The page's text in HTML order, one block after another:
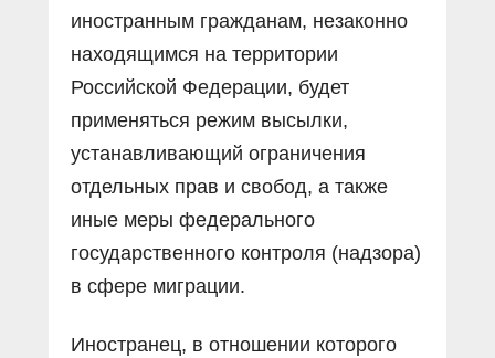
иностранным гражданам, незаконно
находящимся на территории
Российской Федерации, будет
применяться режим высылки,
устанавливающий ограничения
отдельных прав и свобод, а также
иные меры федерального
государственного контроля (надзора)
в сфере миграции.
Иностранец, в отношении которого